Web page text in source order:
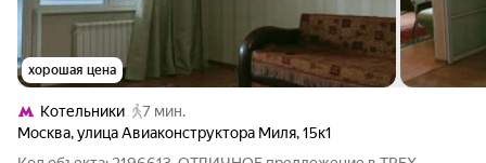
хорошая цена
Котельники
7 мин.
Москва,улица Авиаконструктора Миля,15к1